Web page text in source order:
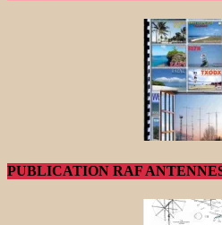
PUBLICATION RAF